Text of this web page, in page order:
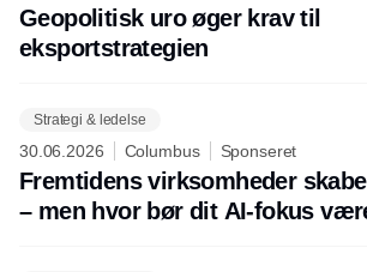
Geopolitisk uro øger krav til
eksportstrategien
Strategi & ledelse
30.06.2026 Columbus Sponseret
Fremtidens virksomheder
– men hvor bør dit AI-fokus